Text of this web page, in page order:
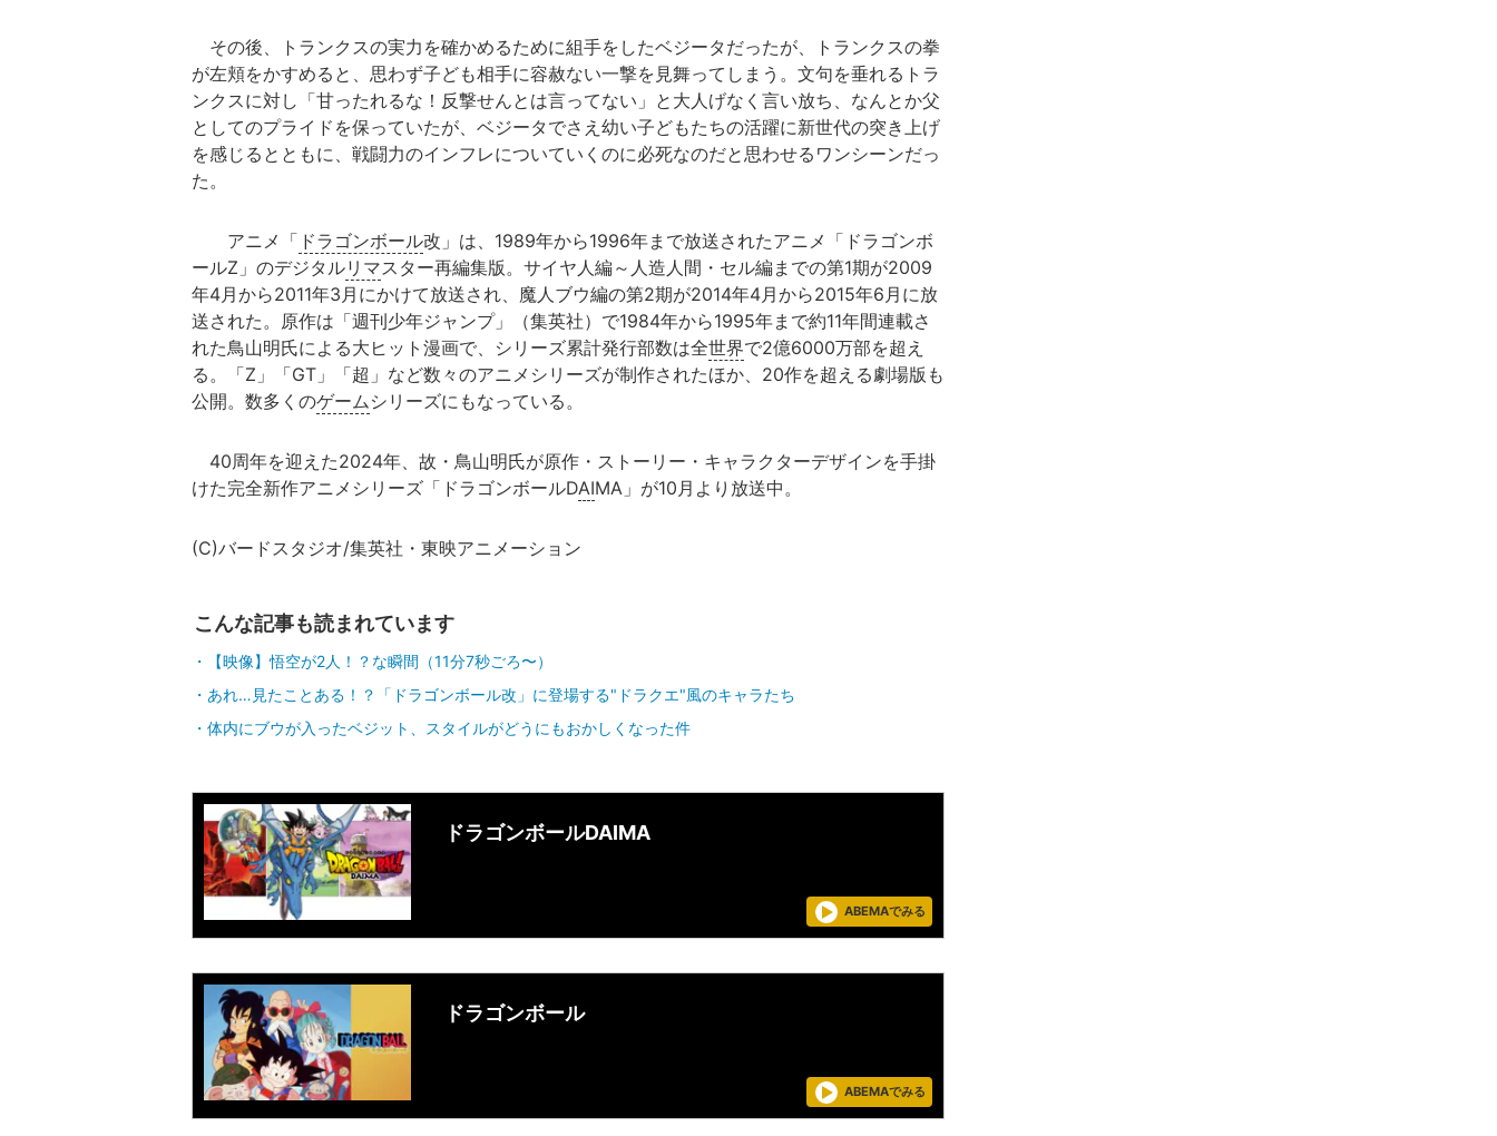
その後、トランクスの実力を確かめるために組手をしたベジータだったが、トランクスの拳
が左頬をかすめると、思わず子ども相手に容赦ない一撃を見舞ってしまう。文句を垂れるトラ
ンクスに対し「甘ったれるな！反撃せんとは言ってない」と大人げなく言い放ち、なんとか父
としてのプライドを保っていたが、ベジータでさえ幼い子どもたちの活躍に新世代の突き上げ
を感じるとともに、戦闘力のインフレについていくのに必死なのだと思わせるワンシーンだっ
た。
アニメ「 ドラゴンボール改」は、1989年から1996年まで放送されたアニメ「ドラゴンボ
ールZ」のデジタルリマスター再編集版。サイヤ人編～人造人間・セル編までの第1期が2009
年4月から2011年3月にかけて放送され、魔人ブウ編の第2期が2014年4月から2015年6月に放
送された。原作は「週刊少年ジャンプ」（集英社）で1984年から1995年まで約11年間連載さ
れた鳥山明氏による大ヒット漫画で、シリーズ累計発行部数は全世界で2億6000万部を超え
る。「Z」「GT」「超」など数々のアニメシリーズが制作されたほか、20作を超える劇場版も
公開。数多くのゲームシリーズにもなっている。
40周年を迎えた2024年、故・鳥山明氏が原作・ストーリー・キャラクターデザインを手掛
けた完全新作アニメシリーズ「ドラゴンボールDAIMA」が10月より放送中。
(C)バードスタジオ/集英社・東映アニメーション
こんな記事も読まれています
【映像】悟空が2人！？な瞬間（11分7秒ごろ〜）
あれ…見たことある！？「ドラゴンボール改」に登場する"ドラクエ"風のキャラたち
体内にブウが入ったベジット、スタイルがどうにもおかしくなった件
ドラゴンボールDAIMA
ABEMAでみる
ドラゴンボール
ABEMAでみる